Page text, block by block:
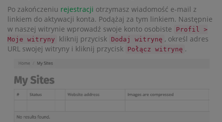
Po zakończeniu rejestracji otrzymasz wiadomość e-mail z
linkiem do aktywacji konta. Podążaj za tym linkiem. Następnie
w naszej witrynie wprowadź swoje konto osobiste
Profil >
Moje witryny
kliknij przycisk Dodaj witrynę , określ adres
URL swojej witryny i kliknij przycisk Połącz witrynę .